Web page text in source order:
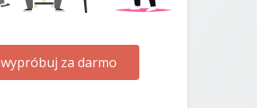
wypróbuj za darmo